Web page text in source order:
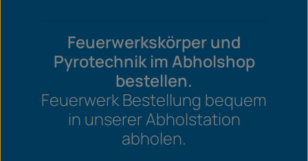
Feuerwerkskörper und
Pyrotechnik im Abholshop
bestellen.
Feuerwerk Bestellung bequem
in unserer Abholstation
abholen.